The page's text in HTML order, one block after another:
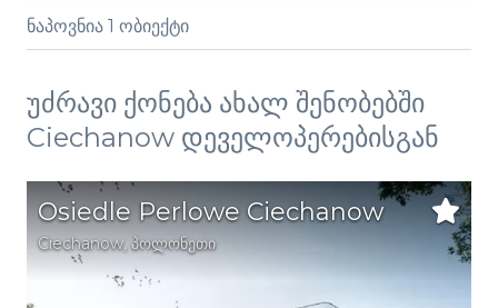
ნაპოვნია 1 ობიექტი
უძრავი ქონება ახალ შენობებში
Ciechanow დეველოპერებისგან
Osiedle Perlowe Ciechanow
Ciechanow, პოლონეთი